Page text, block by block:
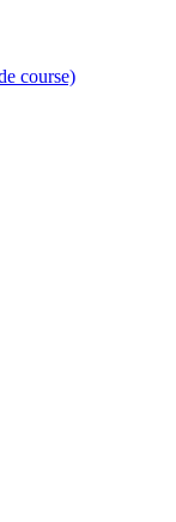
course)